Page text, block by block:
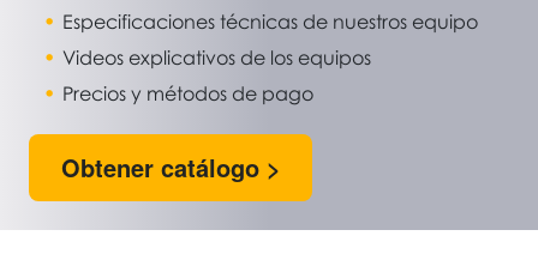
Especificaciones técnicas de nuestros equipo
Videos explicativos de los equipos
Precios y métodos de pago
Obtener catálogo >